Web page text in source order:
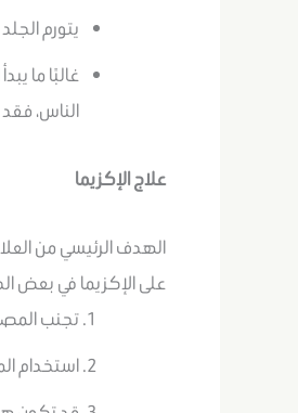
يتورم
غالبًا ما
الناس،
علاج الإكزيما
الهدف الرئيسي من
على الإكزيما في بعض
تجنب
استخدام